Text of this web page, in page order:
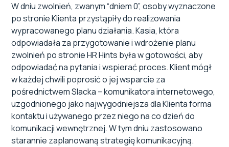
W dniu zwolnień, zwanym “dniem 0”, osoby wyznaczone
po stronie Klienta przystąpiły do realizowania
wypracowanego planu działania. Kasia, która
odpowiadała za przygotowanie i wdrożenie planu
zwolnień po stronie HR Hints była w gotowości, aby
odpowiadać na pytania i wspierać proces. Klient mógł
w każdej chwili poprosić o jej wsparcie za
pośrednictwem Slacka – komunikatora internetowego,
uzgodnionego jako najwygodniejsza dla Klienta forma
kontaktu i używanego przez niego na co dzień do
komunikacji wewnętrznej. W tym dniu zastosowano
starannie zaplanowaną strategię komunikacyjną.